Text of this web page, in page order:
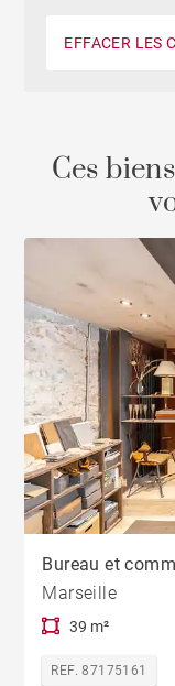
EFFACER LES
Ces
Bureau et
Marseille
39 m²
REF. 87175161